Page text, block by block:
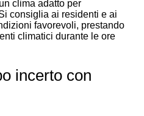
clima adatto per
consiglia ai residenti e ai
favorevoli, prestando
climatici durante le ore
incerto con